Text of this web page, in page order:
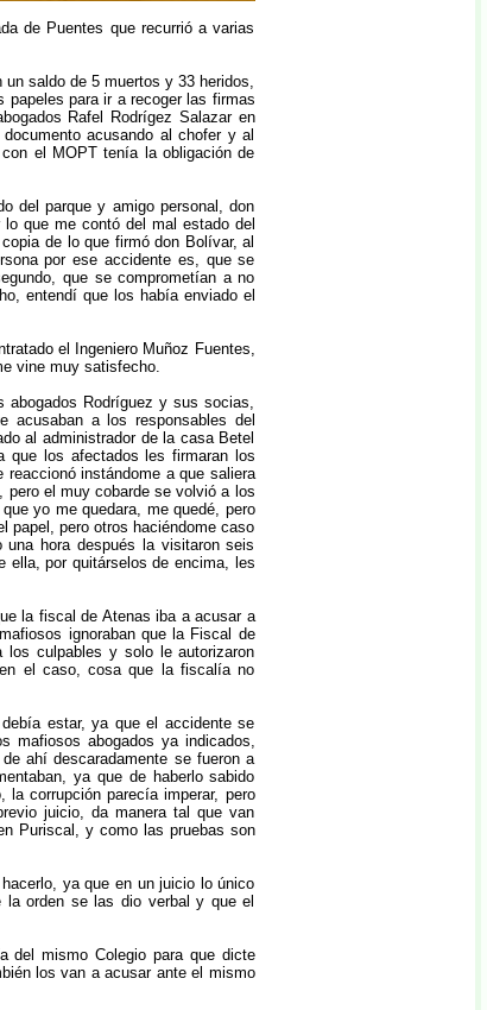
de Puentes que recurrió a varias
saldo de 5 muertos y 33 heridos,
para ir a recoger las firmas
Rafel Rodrígez Salazar en
acusando al chofer y al
el MOPT tenía la obligación de
del parque y amigo personal, don
que me contó del mal estado del
de lo que firmó don Bolívar, al
por ese accidente es, que se
que se comprometían a no
entendí que los había enviado el
el Ingeniero Muñoz Fuentes,
vine muy satisfecho.
abogados Rodríguez y sus socias,
acusaban a los responsables del
al administrador de la casa Betel
que los afectados les firmaran los
instándome a que saliera
el muy cobarde se volvió a los
yo me quedara, me quedé, pero
papel, pero otros haciéndome caso
hora después la visitaron seis
ella, por quitárselos de encima, les
la fiscal de Atenas iba a acusar a
ignoraban que la Fiscal de
los culpables y solo le autorizaron
el caso, cosa que la fiscalía no
estar, ya que el accidente se
mafiosos abogados ya indicados,
ahí descaradamente se fueron a
ya que de haberlo sabido
la corrupción parecía imperar, pero
juicio, da manera tal que van
Puriscal, y como las pruebas son
ya que en un juicio lo único
orden se las dio verbal y que el
del mismo Colegio para que dicte
los van a acusar ante el mismo